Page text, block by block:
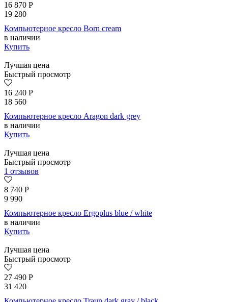
16 870 Р
19 280
Компьютерное кресло Born сream
в наличии
Купить
Лучшая цена
Быстрый просмотр
16 240 Р
18 560
Компьютерное кресло Aragon dark grey
в наличии
Купить
Лучшая цена
Быстрый просмотр
1 отзывов
8 740 Р
9 990
Компьютерное кресло Ergoplus blue / white
в наличии
Купить
Лучшая цена
Быстрый просмотр
27 490 Р
31 420